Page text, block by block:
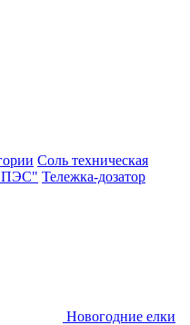
Соль техническая
Тележка-дозатор
Новогодние елки